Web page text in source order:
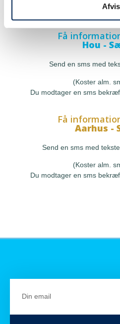
Afvis
Få
Hou -
Send en sms med
(Koster alm.
Du modtager en sms
Få
Aarhus -
Send en sms med
(Koster alm.
Du modtager en sms